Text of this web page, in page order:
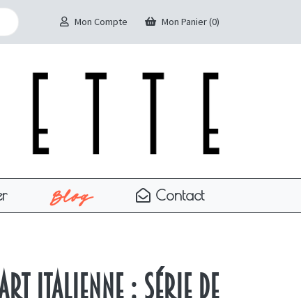
Mon Compte Mon Panier (0)
Blog Contact
Italienne : série de